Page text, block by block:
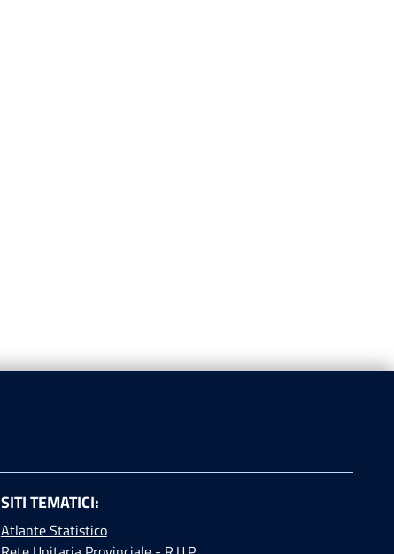
SITI TEMATICI:
Atlante Statistico